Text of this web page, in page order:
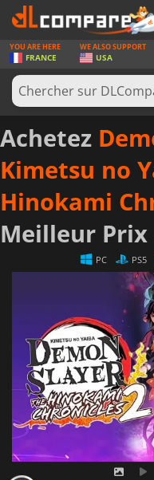
JEUX
CARTES PRÉPAYÉES
LOGICIELS
CONCOURS
MATÉRIEL
NEWS
SE CONNECTER OU S'INSCRIRE
YOU ARE HERE
FRANCE
WE ALSO SUPPORT
USA
Achetez
Kimetsu no
Hinokami
Meilleur Prix
PC PS5